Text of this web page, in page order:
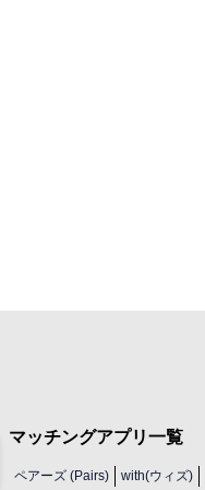
マッチングアプリ一覧
ペアーズ (Pairs) with(ウィズ)